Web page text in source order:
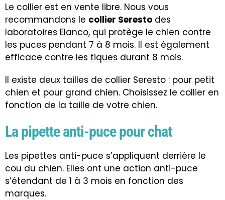
Le collier est en vente libre. Nous vous
recommandons le collier Seresto des
laboratoires Elanco, qui protège le chien contre
les puces pendant 7 à 8 mois. Il est également
efficace contre les tiques durant 8 mois.
Il existe deux tailles de collier Seresto : pour petit
chien et pour grand chien. Choisissez le collier en
fonction de la taille de votre chien.
La pipette anti-puce pour chat
Les pipettes anti-puce s’appliquent derrière le
cou du chien. Elles ont une action anti-puce
s’étendant de 1 à 3 mois en fonction des
marques.